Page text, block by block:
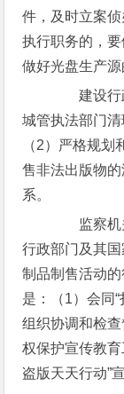
件，及时立案
执行职务的，
做好光盘生产源
建设行政
城管执法部门
（2）严格规
售非法出版物
系。
监察机关
行政部门及其
制品制售活动
是：（1）会同“
组织协调和检
权保护宣传教
盗版天天行动”